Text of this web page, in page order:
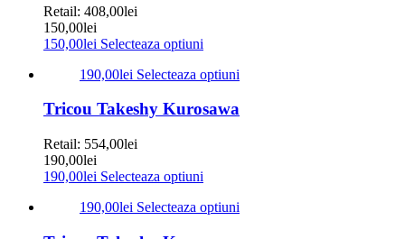
Retail: 408,00lei
150,00lei
150,00lei Selecteaza optiuni
190,00lei Selecteaza optiuni
Tricou Takeshy Kurosawa
Retail: 554,00lei
190,00lei
190,00lei Selecteaza optiuni
190,00lei Selecteaza optiuni